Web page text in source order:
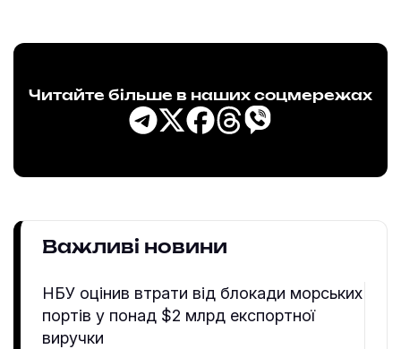
Читайте більше в наших соцмережах
Важливі новини
НБУ оцінив втрати від блокади морських
портів у понад $2 млрд експортної
виручки